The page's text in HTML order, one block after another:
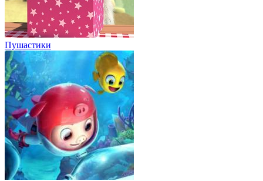
Пушастики